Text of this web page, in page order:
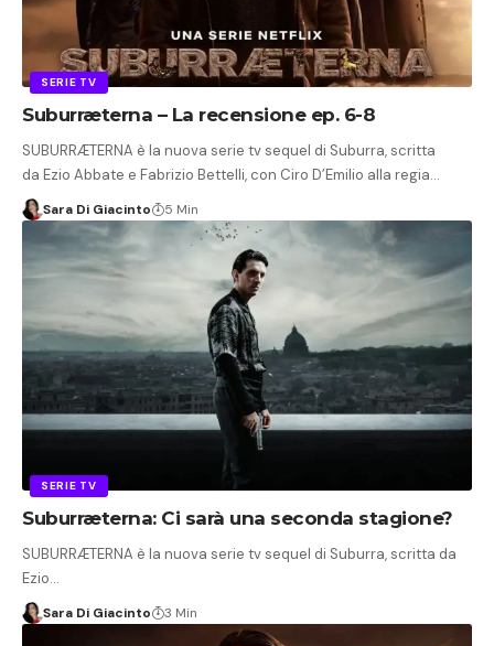
SERIE TV
Suburræterna – La recensione ep. 6-8
SUBURRÆTERNA è la nuova serie tv sequel di Suburra, scritta
da Ezio Abbate e Fabrizio Bettelli, con Ciro D’Emilio alla regia…
Sara Di Giacinto 5 Min
SERIE TV
Suburræterna: Ci sarà una seconda stagione?
SUBURRÆTERNA è la nuova serie tv sequel di Suburra, scritta da
Ezio…
Sara Di Giacinto 3 Min